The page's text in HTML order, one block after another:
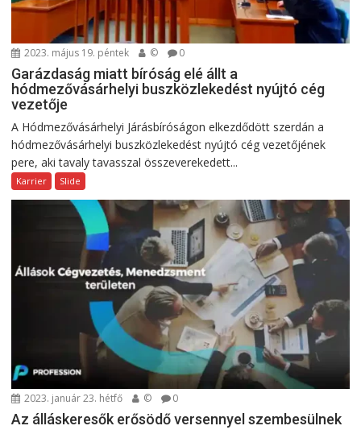
2023. május 19. péntek © 0
Garázdaság miatt bíróság elé állt a
hódmezővásárhelyi buszközlekedést nyújtó cég
vezetője
A Hódmezővásárhelyi Járásbíróságon elkezdődött szerdán a
hódmezővásárhelyi buszközlekedést nyújtó cég vezetőjének
pere, aki tavaly tavasszal összeverekedett...
Karrier Slide
2023. január 23. hétfő © 0
Az álláskeresők erősödő versennyel szembesülnek